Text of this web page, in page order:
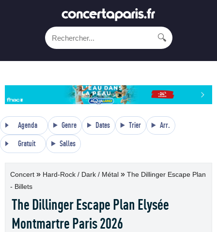
🔍
Agenda Genre Dates Trier Arr.
Gratuit Salles
Concert » Hard-Rock / Dark / Métal » The Dillinger Escape Plan
- Billets
The Dillinger Escape Plan Elysée
Montmartre Paris 2026